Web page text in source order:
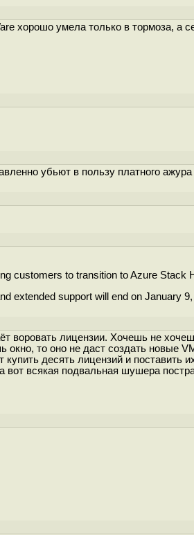
хорошо умела только в тормоза, а
убьют в пользу платного ажура
customers to transition to Azure Stack
extended support will end on January 9,
воровать лицензии. Хочешь не
то оно не даст создать новые
десять лицензий и поставить
всякая подвальная шушера